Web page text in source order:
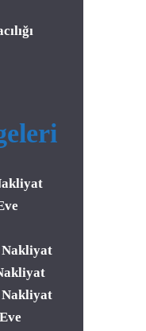
Nakliyat
Nakliyat